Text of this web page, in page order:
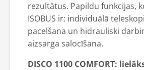
rezultātus. Papildu funkcijas,
ISOBUS ir: individuālā
pacelšana un hidrauliski
aizsarga salocīšana.
DISCO 1100 COMFORT: